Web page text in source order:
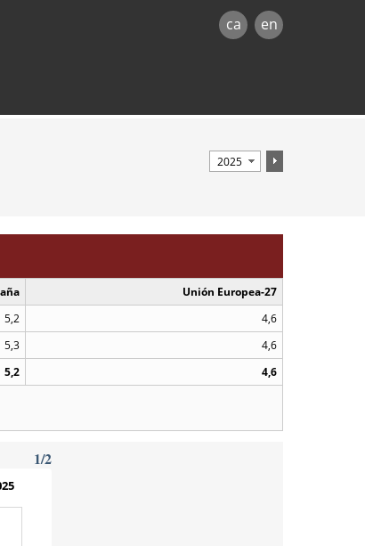
ca en
Unión Europea-27
5,2
4,6
5,3
4,6
5,2
4,6